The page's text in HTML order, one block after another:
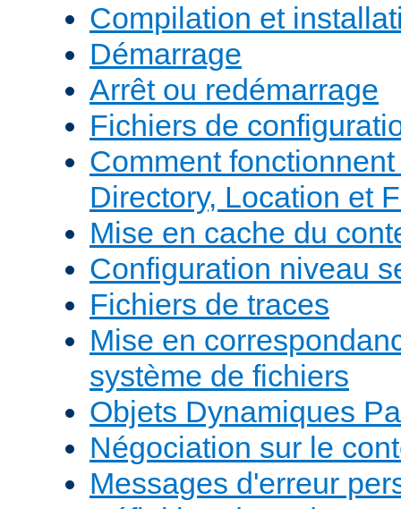
Compilation et
Démarrage
Arrêt ou redémarrage
Fichiers de
Comment
Directory, Location et
Mise en cache du
Configuration niveau
Fichiers de traces
Mise en
système de fichiers
Objets Dynamiques
Négociation sur le
Messages d'erreur